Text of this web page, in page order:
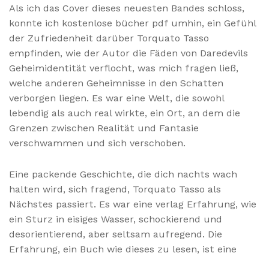
Als ich das Cover dieses neuesten Bandes schloss,
konnte ich kostenlose bücher pdf umhin, ein Gefühl
der Zufriedenheit darüber Torquato Tasso
empfinden, wie der Autor die Fäden von Daredevils
Geheimidentität verflocht, was mich fragen ließ,
welche anderen Geheimnisse in den Schatten
verborgen liegen. Es war eine Welt, die sowohl
lebendig als auch real wirkte, ein Ort, an dem die
Grenzen zwischen Realität und Fantasie
verschwammen und sich verschoben.
Eine packende Geschichte, die dich nachts wach
halten wird, sich fragend, Torquato Tasso als
Nächstes passiert. Es war eine verlag Erfahrung, wie
ein Sturz in eisiges Wasser, schockierend und
desorientierend, aber seltsam aufregend. Die
Erfahrung, ein Buch wie dieses zu lesen, ist eine